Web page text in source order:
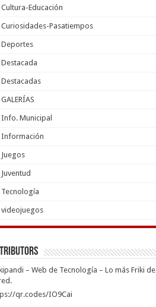
Cultura-Educación
Curiosidades-Pasatiempos
Deportes
Destacada
Destacadas
GALERÍAS
Info. Municipal
Información
Juegos
Juventud
Tecnología
videojuegos
– Web de Tecnología – Lo más Friki de
qr.codes/IO9Cai